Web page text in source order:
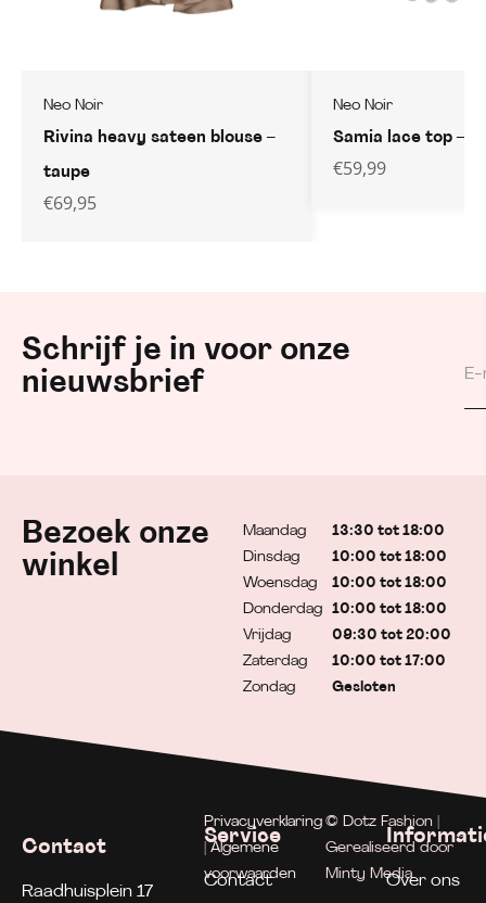
Neo Noir
Rivina heavy sateen blouse –
taupe
€69,95
Neo Noir
Samia lace top –
€59,99
Schrijf je in voor onze
nieuwsbrief
Bezoek onze
winkel
Maandag
Dinsdag
Woensdag
Donderdag
Vrijdag
Zaterdag
Zondag
13:30 tot 18:00
10:00 tot 18:00
10:00 tot 18:00
10:00 tot 18:00
09:30 tot 20:00
10:00 tot 17:00
Gesloten
Contact
Raadhuisplein 17
Service
Contact
Over ons
Privacyverklaring
| Algemene
voorwaarden
© Dotz Fashion |
Gerealiseerd door
Minty Media